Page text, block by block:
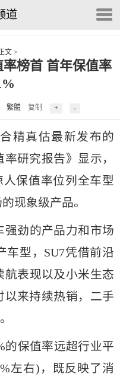
道
文 >
率榜首 首年保值率
繁體 复制
真估最新发布的
率研究报告》显示，
人保值率位列全车型
现象级产品。
劲的产品力和市场
车型，SU7凭借前沿
航表现以及小米生态
以来持续热销，二手
保值率远超行业平
左右)，既反映了消